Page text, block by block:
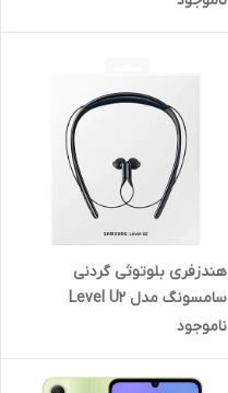
هندزفری بلوتوثی گردنی
سامسونگ مدل Level U2
ناموجود